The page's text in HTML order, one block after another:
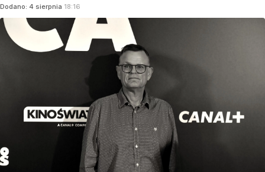
Dodano: 4 sierpnia 18:16